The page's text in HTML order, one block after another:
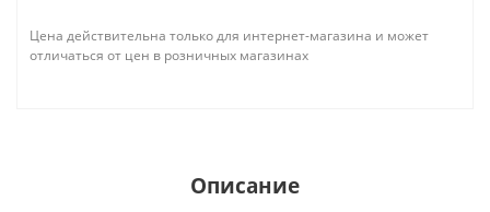
Цена действительна только для интернет-магазина и может
отличаться от цен в розничных магазинах
Описание